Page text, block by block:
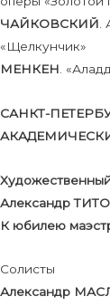
ЧАЙКОВСКИЙ
«Щелкунчик»
МЕНКЕН .
САНКТ-
Александр
К юбилею
Солисты
Александр